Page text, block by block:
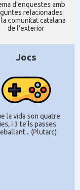
d'enquestes amb
relacionades
la comunitat catalana
de l'exterior
Jocs
la vida son quatre
i 3 te'ls passes
(Plutarc)